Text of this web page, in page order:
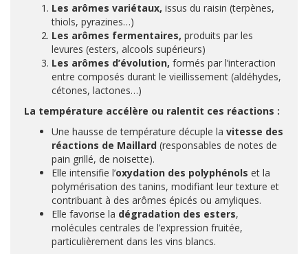
Les arômes variétaux, issus du raisin (terpènes,
thiols, pyrazines…)
Les arômes fermentaires, produits par les
levures (esters, alcools supérieurs)
Les arômes d’évolution, formés par l’interaction
entre composés durant le vieillissement (aldéhydes,
cétones, lactones…)
La température accélère ou ralentit ces réactions :
Une hausse de température décuple la vitesse des
réactions de Maillard (responsables de notes de
pain grillé, de noisette).
Elle intensifie l’oxydation des polyphénols et la
polymérisation des tanins, modifiant leur texture et
contribuant à des arômes épicés ou amyliques.
Elle favorise la dégradation des esters,
molécules centrales de l’expression fruitée,
particulièrement dans les vins blancs.